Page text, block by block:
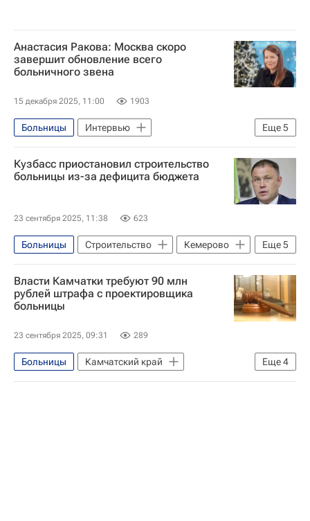
Анастасия Ракова: Москва скоро
завершит обновление всего
больничного звена
15 декабря 2025, 11:00 1903
Еще5
Больницы
Интервью
Интервью - Авторы
Анастасия Ракова
Москва
Школы Реконструкция
Кузбасс приостановил строительство
больницы из-за дефицита бюджета
23 сентября 2025, 11:38 623
Еще5
Больницы Строительство
Кемерово
Кемеровская область
Илья Середюк
Медучреждения
Инфраструктура
Социальная инфраструктура
Власти Камчатки требуют 90 млн
рублей штрафа с проектировщика
больницы
23 сентября 2025, 09:31 289
Еще4
Больницы
Камчатский край
Криминал
Инфраструктура